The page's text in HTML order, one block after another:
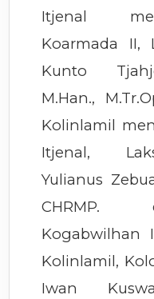
Itjenal
Koarmada II,
Kunto
M.Han.,
Kolinlamil
Itjenal,
Yulianus
Kogabwilhan
Kolinlamil,
Iwan